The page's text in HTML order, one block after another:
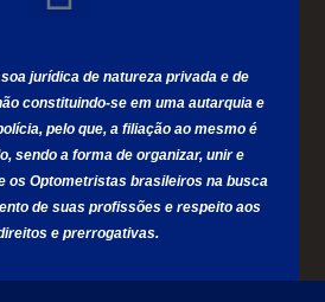
jurídica de natureza privada e de
constituindo-se em uma autarquia e
pelo que, a filiação ao mesmo é
sendo a forma de organizar, unir e
os Optometristas brasileiros na busca
de suas profissões e respeito aos
e prerrogativas.